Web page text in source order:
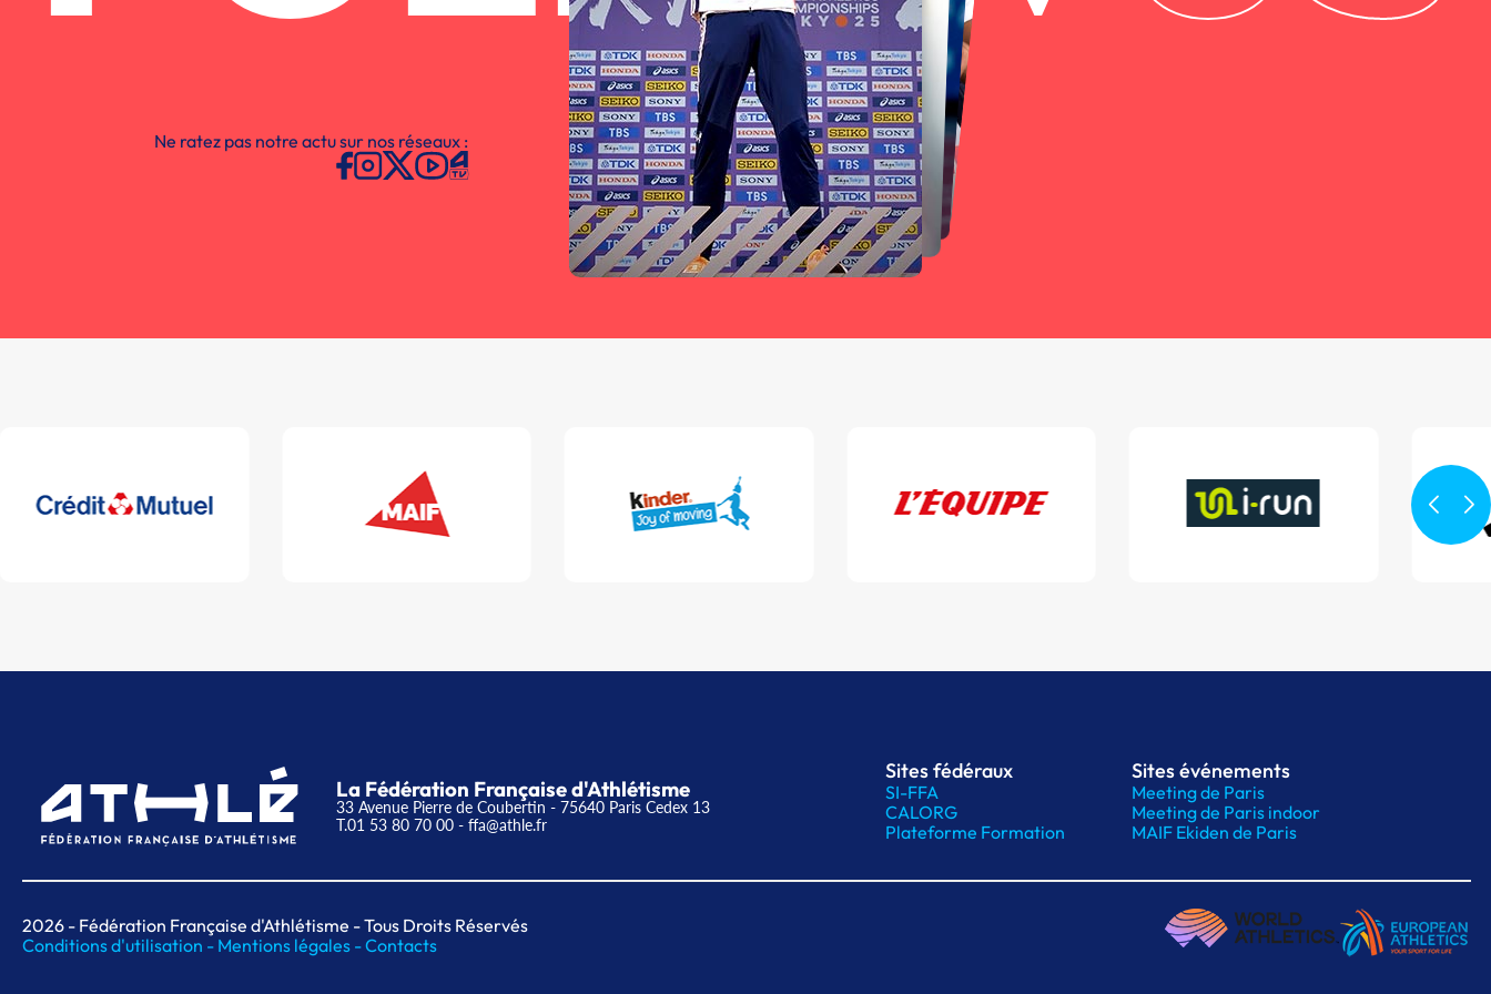
Ne ratez pas notre actu sur nos réseaux :
La Fédération Française d'Athlétisme
33 Avenue Pierre de Coubertin - 75640 Paris Cedex 13
T.01 53 80 70 00 - ffa@athle.fr
Sites fédéraux
SI-FFA
CALORG
Plateforme Formation
Sites événements
Meeting de Paris
Meeting de Paris indoor
MAIF Ekiden de Paris
2026 - Fédération Française d'Athlétisme - Tous Droits Réservés
Conditions d'utilisation - Mentions légales -Contacts